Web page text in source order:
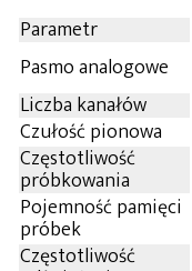
Parametr
Pasmo analogowe
Liczba kanałów
Czułość pionowa
Częstotliwość
próbkowania
Pojemność pamięci
próbek
Częstotliwość